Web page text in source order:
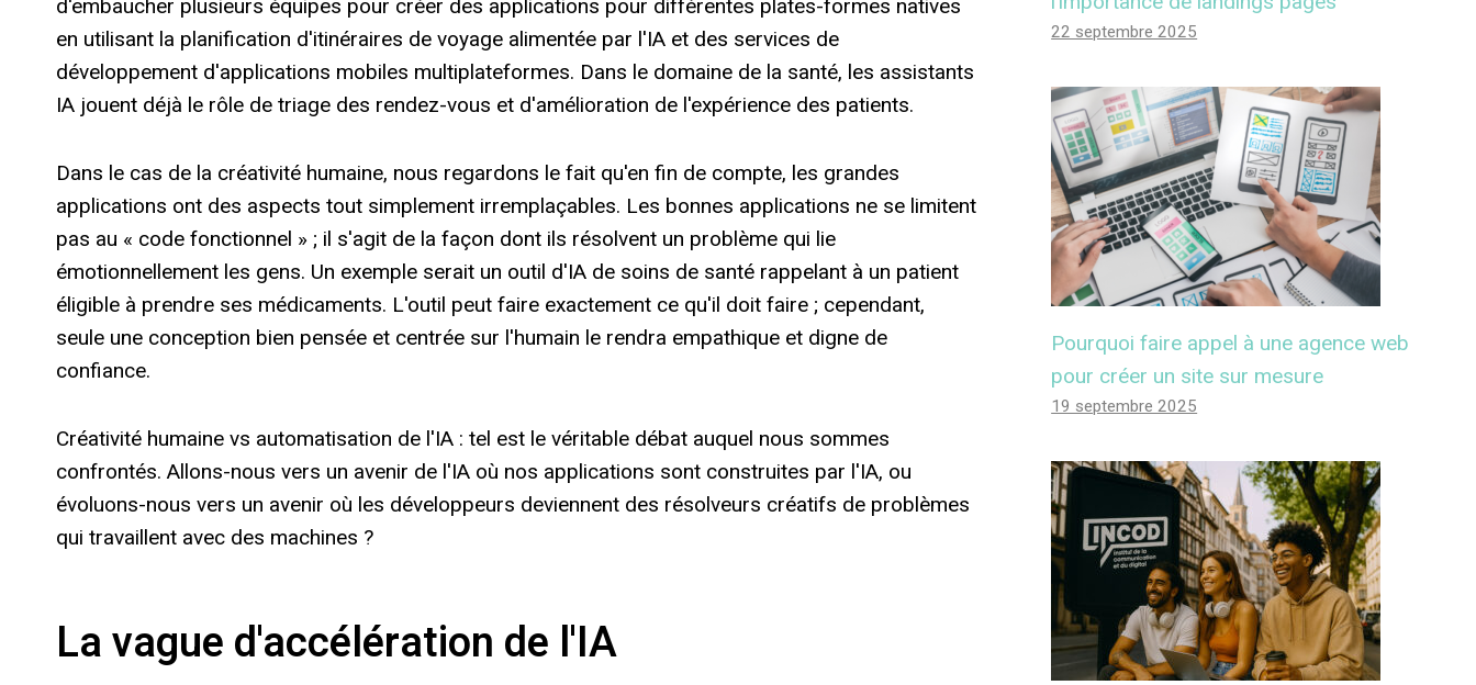
d'embaucher plusieurs équipes pour créer des applications pour différentes plates-formes natives
en utilisant la planification d'itinéraires de voyage alimentée par l'IA et des services de
développement d'applications mobiles multiplateformes. Dans le domaine de la santé, les assistants
IA jouent déjà le rôle de triage des rendez-vous et d'amélioration de l'expérience des patients.
Dans le cas de la créativité humaine, nous regardons le fait qu'en fin de compte, les grandes
applications ont des aspects tout simplement irremplaçables. Les bonnes applications ne se limitent
pas au « code fonctionnel » ; il s'agit de la façon dont ils résolvent un problème qui lie
émotionnellement les gens. Un exemple serait un outil d'IA de soins de santé rappelant à un patient
éligible à prendre ses médicaments. L'outil peut faire exactement ce qu'il doit faire ; cependant,
seule une conception bien pensée et centrée sur l'humain le rendra empathique et digne de
confiance.
Créativité humaine vs automatisation de l'IA : tel est le véritable débat auquel nous sommes
confrontés. Allons-nous vers un avenir de l'IA où nos applications sont construites par l'IA, ou
évoluons-nous vers un avenir où les développeurs deviennent des résolveurs créatifs de problèmes
qui travaillent avec des machines ?
La vague d'accélération de l'IA
22 septembre 2025
Pourquoi faire appel à une agence web
pour créer un site sur mesure
19 septembre 2025